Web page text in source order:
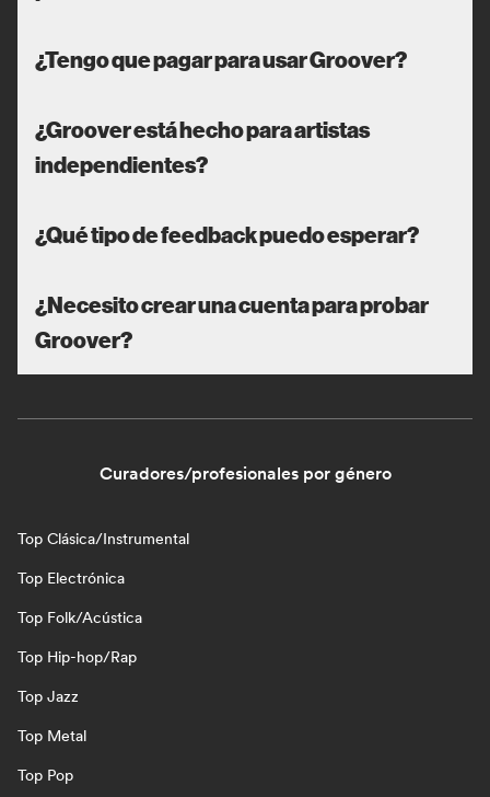
¿Tengo que pagar para usar Groover?
¿Groover está hecho para artistas
independientes?
¿Qué tipo de feedback puedo esperar?
¿Necesito crear una cuenta para probar
Groover?
Curadores/profesionales por género
Top Clásica/Instrumental
Top Electrónica
Top Folk/Acústica
Top Hip-hop/Rap
Top Jazz
Top Metal
Top Pop